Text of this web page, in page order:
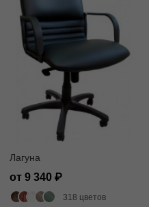
Лагуна
от 9 340
318 цветов